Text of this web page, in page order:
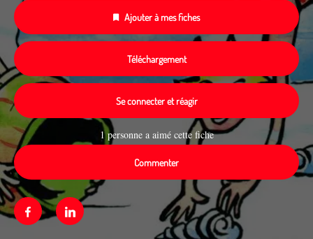
Ajouter à mes fiches
Téléchargement
Se connecter et réagir
1 personne a aimé cette fiche
Commenter
FacebookLinkedin